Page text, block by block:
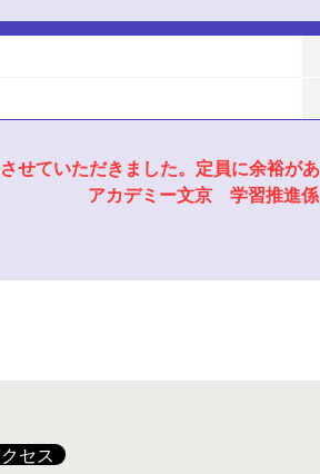
せていただきました。定員に余裕
アカデミー文京 学習推進
セス